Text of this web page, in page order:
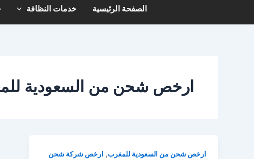
الصفحة الرئيسية خدمات النظافة
ارخص شحن من السعودية
ارخص شحن من السعودية للمغرب, ارخص شركة شحن